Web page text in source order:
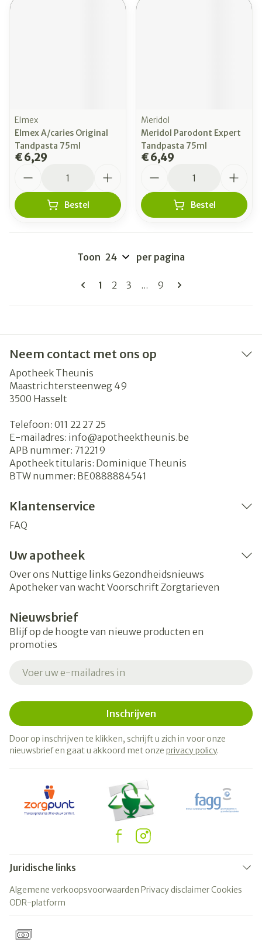
Elmex
Elmex A/caries Original
Tandpasta 75ml
€ 6,29
Bestel
Meridol
Meridol Parodont Expert
Tandpasta 75ml
€ 6,49
Bestel
Pagina's
U lees momenteel pagina
1 Pagina
2 Pagina
3 ... Pagina
9
Toon per pagina
Neem contact met ons op
Apotheek Theunis
Maastrichtersteenweg 49
3500 Hasselt
Telefoon: 011 22 27 25
E-mailadres: info@apotheektheunis.be
APB nummer: 712219
Apotheek titularis: Dominique Theunis
BTW nummer: BE0888884541
Klantenservice
FAQ
Uw apotheek
Over ons Nuttige links Gezondheidsnieuws
Apotheker van wacht Voorschrift Zorgtarieven
Nieuwsbrief
Blijf op de hoogte van nieuwe producten en
promoties
Inschrijven
Door op inschrijven te klikken, schrijft u zich in voor onze
nieuwsbrief en gaat u akkoord met onze privacy policy.
Juridische links
Algemene verkoopsvoorwaarden Privacy disclaimerCookies
ODR-platform